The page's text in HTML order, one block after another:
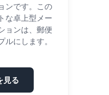
ンです。この
な卓上型メー
ョンは、郵便
にします。
見る